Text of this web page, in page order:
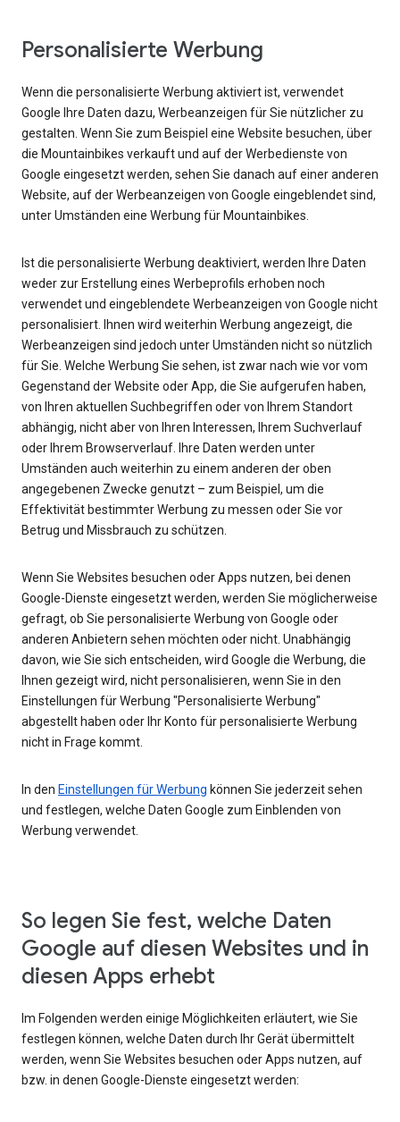
Personalisierte Werbung
Wenn die personalisierte Werbung aktiviert ist, verwendet
Google Ihre Daten dazu, Werbeanzeigen für Sie nützlicher zu
gestalten. Wenn Sie zum Beispiel eine Website besuchen, über
die Mountainbikes verkauft und auf der Werbedienste von
Google eingesetzt werden, sehen Sie danach auf einer anderen
Website, auf der Werbeanzeigen von Google eingeblendet sind,
unter Umständen eine Werbung für Mountainbikes.
Ist die personalisierte Werbung deaktiviert, werden Ihre Daten
weder zur Erstellung eines Werbeprofils erhoben noch
verwendet und eingeblendete Werbeanzeigen von Google nicht
personalisiert. Ihnen wird weiterhin Werbung angezeigt, die
Werbeanzeigen sind jedoch unter Umständen nicht so nützlich
für Sie. Welche Werbung Sie sehen, ist zwar nach wie vor vom
Gegenstand der Website oder App, die Sie aufgerufen haben,
von Ihren aktuellen Suchbegriffen oder von Ihrem Standort
abhängig, nicht aber von Ihren Interessen, Ihrem Suchverlauf
oder Ihrem Browserverlauf. Ihre Daten werden unter
Umständen auch weiterhin zu einem anderen der oben
angegebenen Zwecke genutzt – zum Beispiel, um die
Effektivität bestimmter Werbung zu messen oder Sie vor
Betrug und Missbrauch zu schützen.
Wenn Sie Websites besuchen oder Apps nutzen, bei denen
Google-Dienste eingesetzt werden, werden Sie möglicherweise
gefragt, ob Sie personalisierte Werbung von Google oder
anderen Anbietern sehen möchten oder nicht. Unabhängig
davon, wie Sie sich entscheiden, wird Google die Werbung, die
Ihnen gezeigt wird, nicht personalisieren, wenn Sie in den
Einstellungen für Werbung "Personalisierte Werbung"
abgestellt haben oder Ihr Konto für personalisierte Werbung
nicht in Frage kommt.
In den Einstellungen für Werbung können Sie jederzeit sehen
und festlegen, welche Daten Google zum Einblenden von
Werbung verwendet.
So legen Sie fest, welche Daten
Google auf diesen Websites und in
diesen Apps erhebt
Im Folgenden werden einige Möglichkeiten erläutert, wie Sie
festlegen können, welche Daten durch Ihr Gerät übermittelt
werden, wenn Sie Websites besuchen oder Apps nutzen, auf
bzw. in denen Google-Dienste eingesetzt werden: